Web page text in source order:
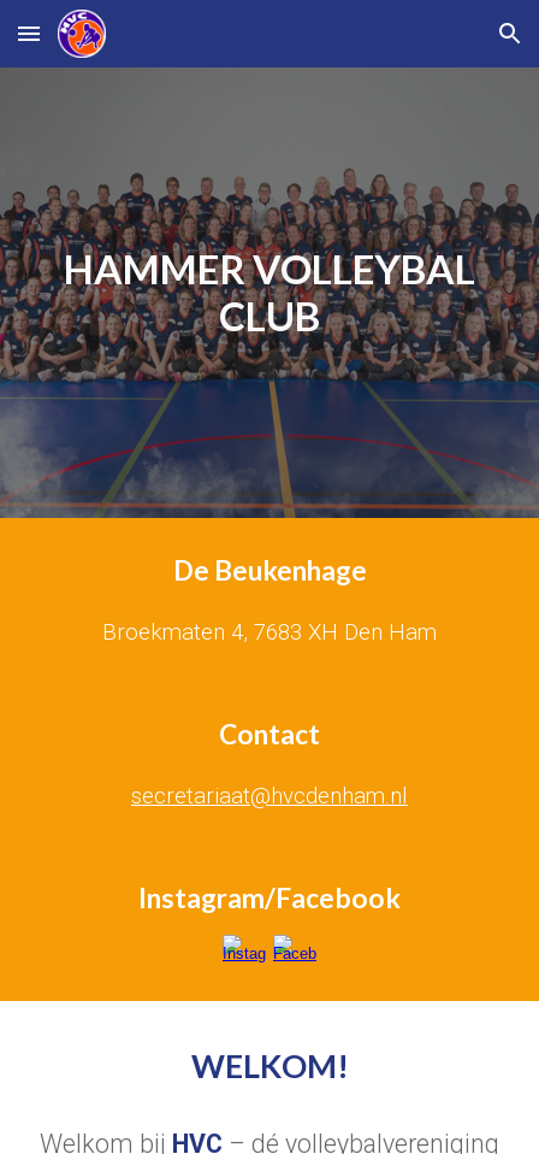
Skip to main content Skip to navigation
HAMMER VOLLEYBAL
CLUB
De Beukenhage
Broekmaten 4, 7683 XH Den Ham
Contact
secretariaat@hvcdenham.nl
Instagram/Facebook
WELKOM!
Welkom bij HVC – dé volleybalvereniging